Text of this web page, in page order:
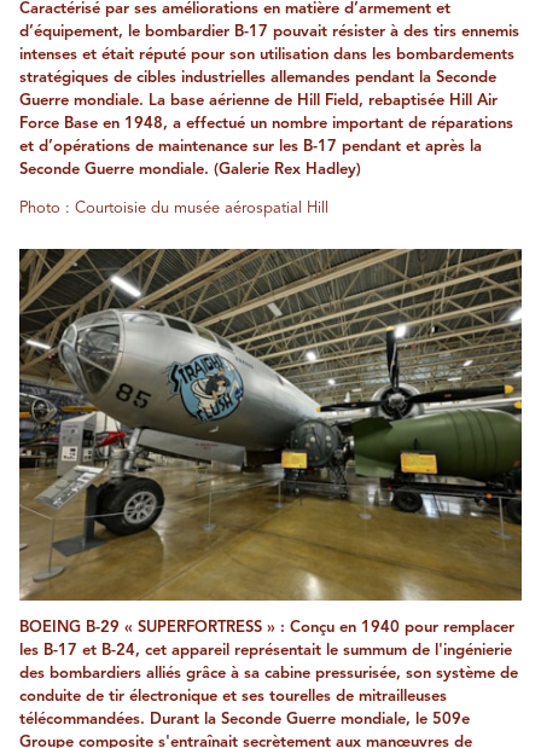
Caractérisé par ses améliorations en matière d’armement et
d’équipement, le bombardier B-17 pouvait résister à des tirs ennemis
intenses et était réputé pour son utilisation dans les bombardements
stratégiques de cibles industrielles allemandes pendant la Seconde
Guerre mondiale. La base aérienne de Hill Field, rebaptisée Hill Air
Force Base en 1948, a effectué un nombre important de réparations
et d’opérations de maintenance sur les B-17 pendant et après la
Seconde Guerre mondiale. (Galerie Rex Hadley)
Photo : Courtoisie du musée aérospatial Hill
BOEING B-29 « SUPERFORTRESS » : Conçu en 1940 pour remplacer
les B-17 et B-24, cet appareil représentait le summum de l'ingénierie
des bombardiers alliés grâce à sa cabine pressurisée, son système de
conduite de tir électronique et ses tourelles de mitrailleuses
télécommandées. Durant la Seconde Guerre mondiale, le 509e
Groupe composite s'entraînait secrètement aux manœuvres de